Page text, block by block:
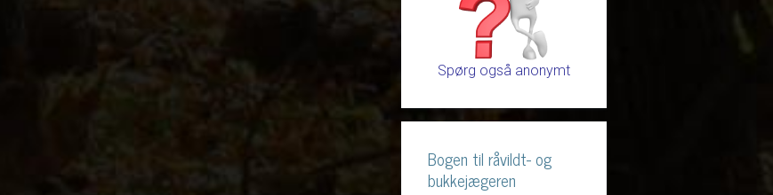
Spørg også anonymt
Bogen til råvildt- og
bukkejægeren